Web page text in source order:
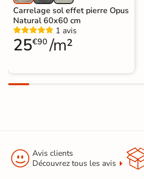
Carrelage sol effet pierre Opus
Natural 60x60 cm
1 avis
25€90 /m²
 Avis clients
Découvrez tous les avis